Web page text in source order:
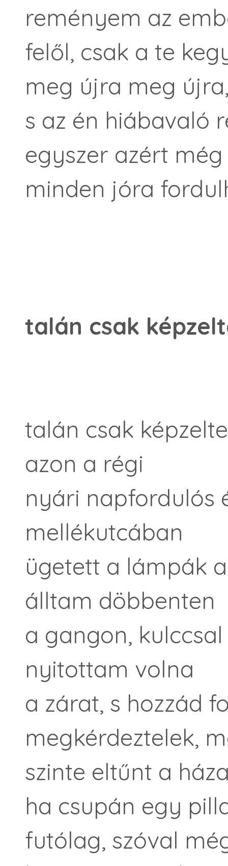
reményem az
felől, csak a te
meg újra meg
s az én hiábavaló
egyszer azért még
minden jóra
talán csak
talán csak
azon a régi
nyári napfordulós
mellékutcában
ügetett a lámpák
álltam döbbenten
a gangon,
nyitottam volna
a zárat, s hozzád
megkérdeztelek,
szinte eltűnt a
ha csupán egy
futólag, szóval